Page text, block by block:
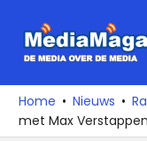
naar
media
over
de
Home Nieuws
met Max